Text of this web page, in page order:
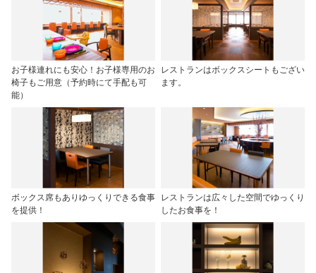
お子様連れにも安心！お子様専用のお
椅子もご用意（予約時にて手配も可
能）
レストランはボックスシートもござい
ます。
ボックス席もありゆっくりできる食事
を提供！
レストランは広々した空間でゆっくり
したお食事を！